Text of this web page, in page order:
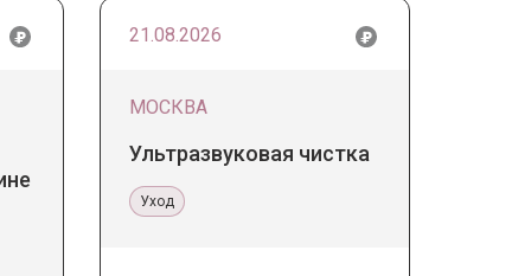
21.08.2026
МОСКВА
Ультразвуковая чистка
Уход